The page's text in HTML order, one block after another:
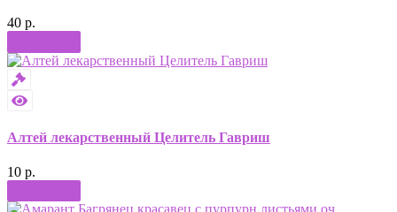
40 р.
Алтей лекарственный Целитель Гавриш
10 р.